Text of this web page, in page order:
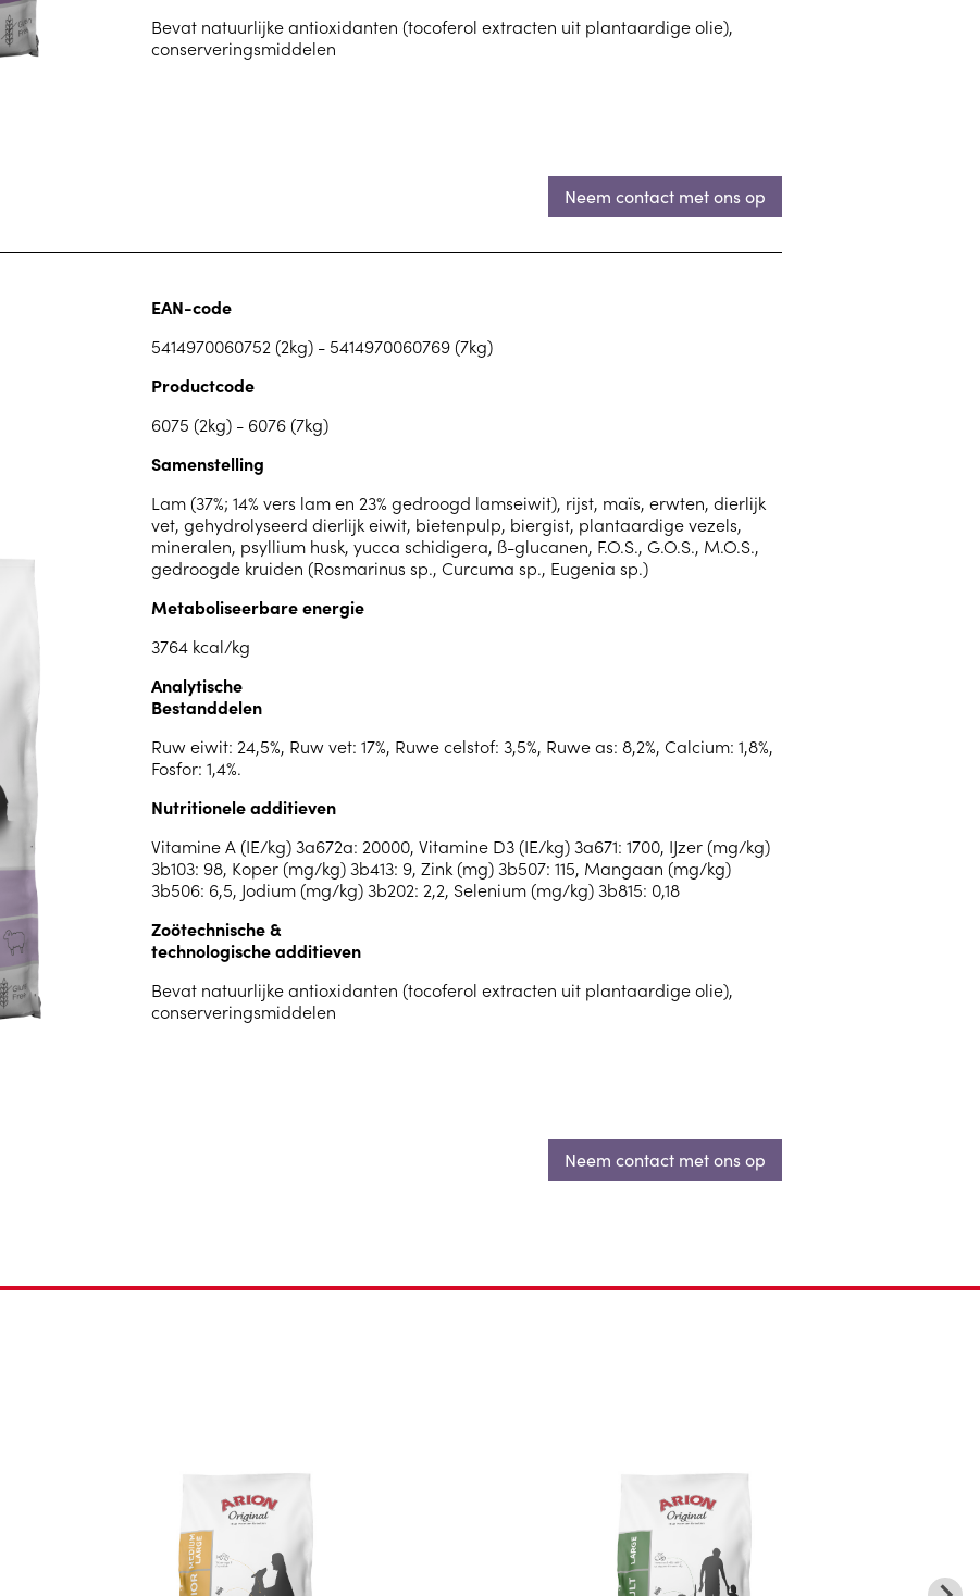
Bevat natuurlijke antioxidanten (tocoferol extracten uit plantaardige olie),
conserveringsmiddelen
Neem contact met ons op
EAN-code
5414970060752 (2kg) - 5414970060769 (7kg)
Productcode
6075 (2kg) - 6076 (7kg)
Samenstelling
Lam (37%; 14% vers lam en 23% gedroogd lamseiwit), rijst, maïs, erwten, dierlijk
vet, gehydrolyseerd dierlijk eiwit, bietenpulp, biergist, plantaardige vezels,
mineralen, psyllium husk, yucca schidigera, ß-glucanen, F.O.S., G.O.S., M.O.S.,
gedroogde kruiden (Rosmarinus sp., Curcuma sp., Eugenia sp.)
Metaboliseerbare energie
3764 kcal/kg
Analytische
Bestanddelen
Ruw eiwit: 24,5%, Ruw vet: 17%, Ruwe celstof: 3,5%, Ruwe as: 8,2%, Calcium: 1,8%,
Fosfor: 1,4%.
Nutritionele additieven
Vitamine A (IE/kg) 3a672a: 20000, Vitamine D3 (IE/kg) 3a671: 1700, IJzer (mg/kg)
3b103: 98, Koper (mg/kg) 3b413: 9, Zink (mg) 3b507: 115, Mangaan (mg/kg)
3b506: 6,5, Jodium (mg/kg) 3b202: 2,2, Selenium (mg/kg) 3b815: 0,18
Zoötechnische &
technologische additieven
Bevat natuurlijke antioxidanten (tocoferol extracten uit plantaardige olie),
conserveringsmiddelen
Neem contact met ons op